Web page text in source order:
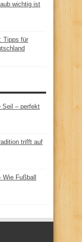
wichtig ist
Tipps für
Seil – perfekt
trifft auf
Fußball